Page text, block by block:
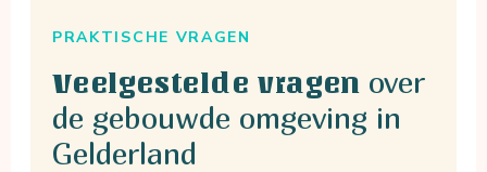
PRAKTISCHE VRAGEN
Veelgestelde vragen over
de gebouwde omgeving in
Gelderland